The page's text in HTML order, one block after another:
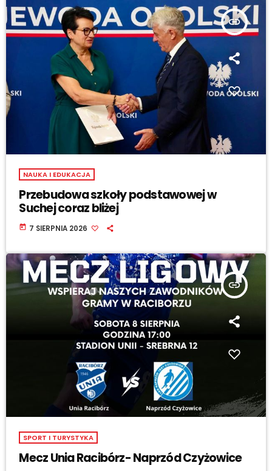
insert_link
NAUKA I EDUKACJA
Przebudowa szkoły podstawowej w
Suchej coraz bliżej
today 7 SIERPNIA 2026
insert_link
SPORT I TURYSTYKA
Mecz Unia Racibórz- Naprzód Czyżowice